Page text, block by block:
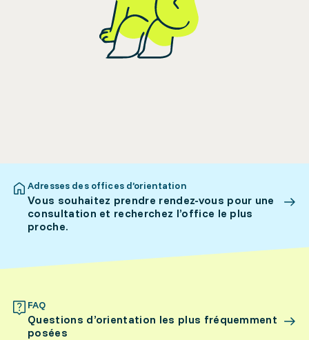
Adresses des offices d’orientation
Vous souhaitez prendre rendez-vous pour une
consultation et recherchez l’office le plus
proche.
FAQ
Questions d’orientation les plus fréquemment
posées